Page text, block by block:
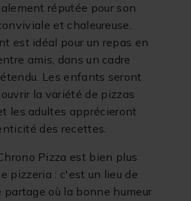
réputée pour son
et chaleureuse.
est idéal pour un repas en
amis, dans un cadre
Les enfants seront
la variété de pizzas
les adultes apprécieront
des recettes.
Pizza est bien plus
pizzeria : c'est un lieu de
partage où la bonne humeur